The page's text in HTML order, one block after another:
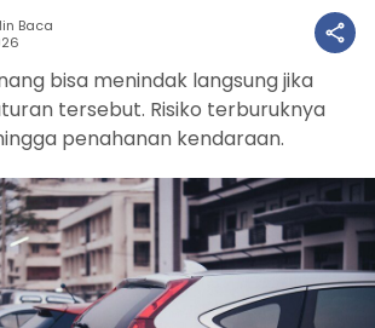
Baca
bisa menindak langsung jika
tersebut. Risiko terburuknya
penahanan kendaraan.